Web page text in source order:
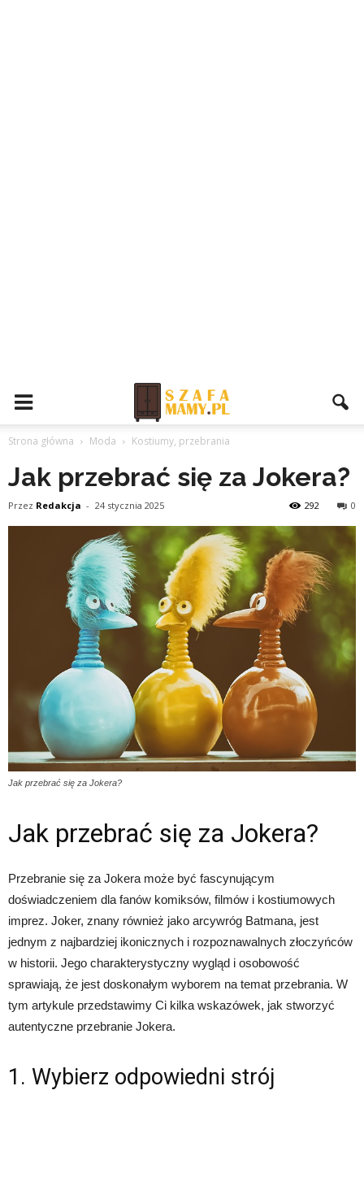
Strona główna Moda Kostiumy, przebrania
Jak przebrać się za Jokera?
Przez Redakcja - 24 stycznia 2025 0
292
Jak przebrać się za Jokera?
Jak przebrać się za Jokera?
Przebranie się za Jokera może być fascynującym
doświadczeniem dla fanów komiksów, filmów i kostiumowych
imprez. Joker, znany również jako arcywróg Batmana, jest
jednym z najbardziej ikonicznych i rozpoznawalnych złoczyńców
w historii. Jego charakterystyczny wygląd i osobowość
sprawiają, że jest doskonałym wyborem na temat przebrania. W
tym artykule przedstawimy Ci kilka wskazówek, jak stworzyć
autentyczne przebranie Jokera.
1. Wybierz odpowiedni strój